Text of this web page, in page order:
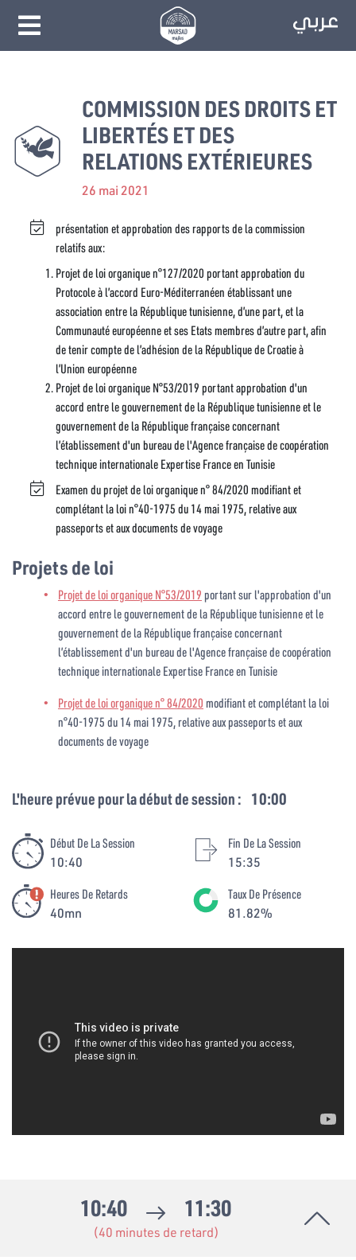
COMMISSION DES DROITS ET
LIBERTÉS ET DES
RELATIONS EXTÉRIEURES
26 mai 2021
présentation et approbation des rapports de la commission
relatifs aux:
Projet de loi organique n°127/2020 portant approbation du
Protocole à l’accord Euro-Méditerranéen établissant une
association entre la République tunisienne, d’une part, et la
Communauté européenne et ses Etats membres d’autre part, afin
de tenir compte de l’adhésion de la République de Croatie à
l’Union européenne
Projet de loi organique N°53/2019 portant approbation d'un
accord entre le gouvernement de la République tunisienne et le
gouvernement de la République française concernant
l’établissement d'un bureau de l'Agence française de coopération
technique internationale Expertise France en Tunisie
Examen du projet de loi organique n° 84/2020 modifiant et
complétant la loi n°40-1975 du 14 mai 1975, relative aux
passeports et aux documents de voyage
Projets de loi
Projet de loi organique N°53/2019portant sur l'approbation d'un
accord entre le gouvernement de la République tunisienne et le
gouvernement de la République française concernant
l’établissement d'un bureau de l'Agence française de coopération
technique internationale Expertise France en Tunisie
Projet de loi organique n° 84/2020modifiant et complétant la loi
n°40-1975 du 14 mai 1975, relative aux passeports et aux
documents de voyage
L'heure prévue pour la début de session : 10:00
Début De La Session
10:40
Fin De La Session
15:35
Heures De Retards
40mn
Taux De Présence
81.82%
10:40 11:30
(40 minutes de retard)